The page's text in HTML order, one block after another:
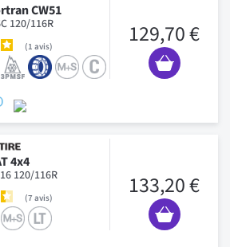
CW51
120/116R
1 avis 129,70 €
4x4
120/116R
7 avis 133,20 €